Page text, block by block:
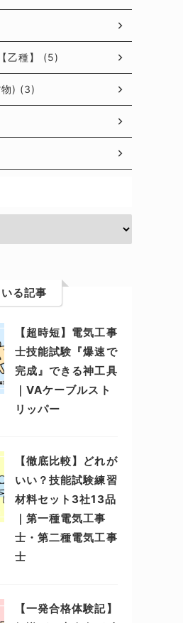
乙種】 (5)
物) (3)
る記事
【超時短】電気工事
士技能試験『爆速で
完成』できる神工具
｜VAケーブルスト
リッパー
【徹底比較】どれが
いい？技能試験練習
材料セット3社13品
｜第一種電気工事
士・第二種電気工事
士
【一発合格体験記】